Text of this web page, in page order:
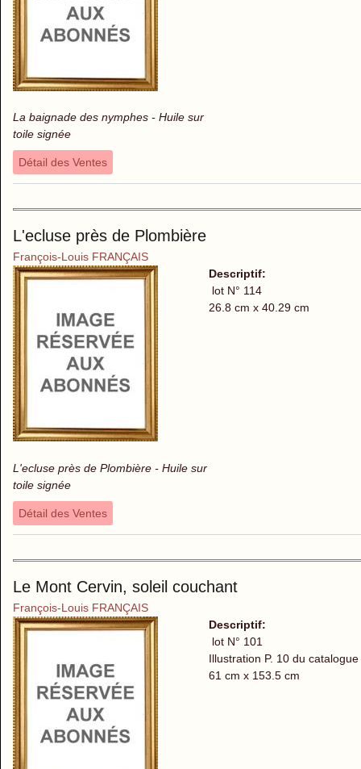
La baignade des nymphes - Huile sur
toile signée
Détail des Ventes
L'ecluse près de Plombière
François-Louis FRANÇAIS
L'ecluse près de Plombière - Huile sur
toile signée
Descriptif:
lot N° 114
26.8 cm x 40.29 cm
Détail des Ventes
Le Mont Cervin, soleil couchant
François-Louis FRANÇAIS
Descriptif:
lot N° 101
Illustration P. 10 du catalogue
61 cm x 153.5 cm